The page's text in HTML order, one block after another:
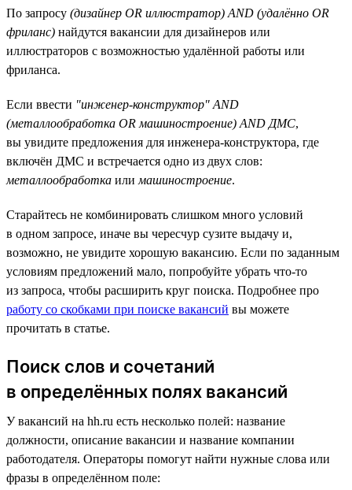
По запросу (дизайнер OR иллюстратор) AND (удалённо OR
фриланс) найдутся вакансии для дизайнеров или
иллюстраторов с возможностью удалённой работы или
фриланса.
Если ввести "инженер-конструктор" AND
(металлообработка OR машиностроение) AND ДМС,
вы увидите предложения для инженера-конструктора, где
включён ДМС и встречается одно из двух слов:
металлообработка или машиностроение.
Старайтесь не комбинировать слишком много условий
в одном запросе, иначе вы чересчур сузите выдачу и,
возможно, не увидите хорошую вакансию. Если по заданным
условиям предложений мало, попробуйте убрать что-то
из запроса, чтобы расширить круг поиска. Подробнее про
работу со скобками при поиске вакансий вы можете
прочитать в статье.
Поиск слов и сочетаний
в определённых полях вакансий
У вакансий на hh.ru есть несколько полей: название
должности, описание вакансии и название компании
работодателя. Операторы помогут найти нужные слова или
фразы в определённом поле: